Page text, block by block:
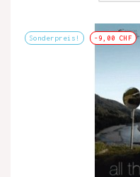
Sonderpreis! -9,00 CHF